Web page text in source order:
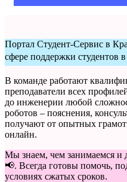
Портал Студент-Сервис в
сфере поддержки студентов
В команде работают
преподаватели всех
до инженерии любой
роботов – пояснения,
получают от опытных
онлайн.
Мы знаем, чем занимаемся и
📢. Всегда готовы помочь,
условиях сжатых сроков.